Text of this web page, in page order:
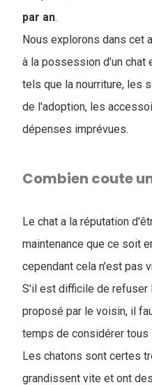
par an.
Nous explorons dans cet
à la possession d’un
tels que la nourriture, les
de l'adoption, les
dépenses imprévues.
Combien coute
Le chat a la réputation
maintenance que ce soit
cependant cela n'est pas
S'il est difficile de refuser
proposé par le voisin, il
temps de considérer tous
Les chatons sont certes
grandissent vite et ont